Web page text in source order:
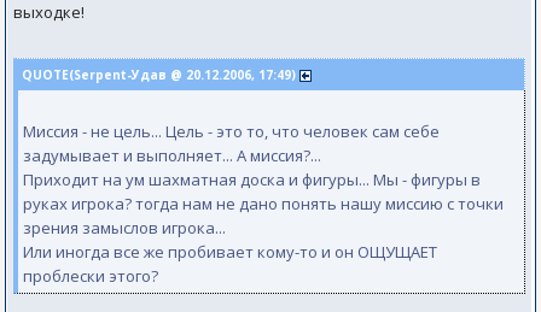
выходке!
QUOTE(Serpent-Удав @ 20.12.2006, 17:49)
Миссия - не цель... Цель - это то, что человек сам себе
задумывает и выполняет... А миссия?...
Приходит на ум шахматная доска и фигуры... Мы - фигуры в
руках игрока? тогда нам не дано понять нашу миссию с точки
зрения замыслов игрока...
Или иногда все же пробивает кому-то и он ОЩУЩАЕТ
проблески этого?